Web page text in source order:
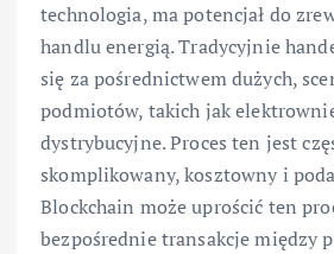
technologia, ma potencjał do
handlu energią. Tradycyjnie
się za pośrednictwem dużych,
podmiotów, takich jak
dystrybucyjne. Proces ten jest
skomplikowany, kosztowny i
Blockchain może uprościć ten
bezpośrednie transakcje między